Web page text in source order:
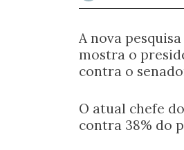
A nova
mostra o
contra o
O atual chefe
contra 38% do